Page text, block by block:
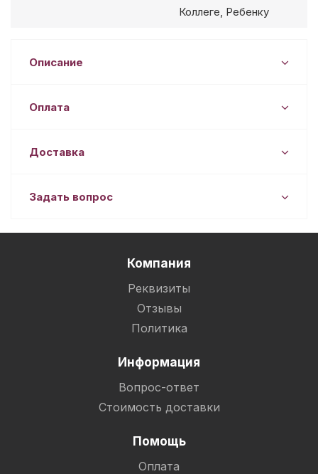
Коллеге, Ребенку
Описание
Оплата
Доставка
Задать вопрос
Компания
Реквизиты
Отзывы
Политика
Информация
Вопрос-ответ
Стоимость доставки
Помощь
Оплата